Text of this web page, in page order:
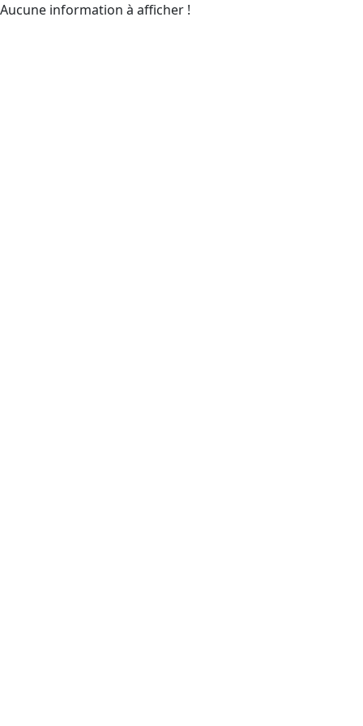
Aucune information à afficher !